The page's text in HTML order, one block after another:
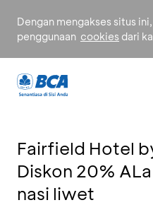
Dengan mengakses situs
penggunaan cookies dari
Fairfield Hotel
Diskon 20%
nasi liwet